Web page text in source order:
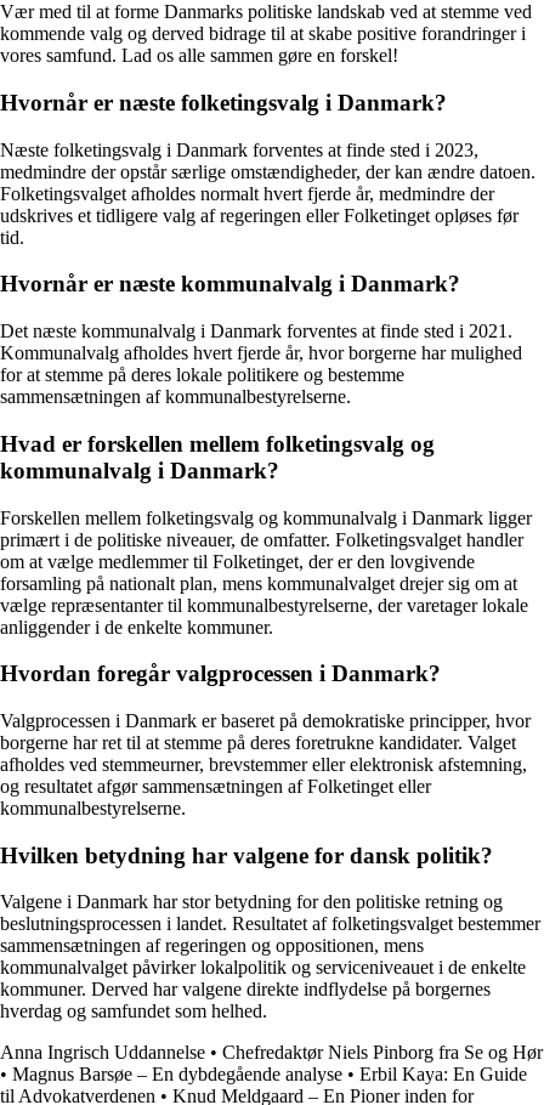
Vær med til at forme Danmarks politiske landskab ved at stemme ved
kommende valg og derved bidrage til at skabe positive forandringer i
vores samfund. Lad os alle sammen gøre en forskel!
Hvornår er næste folketingsvalg i Danmark?
Næste folketingsvalg i Danmark forventes at finde sted i 2023,
medmindre der opstår særlige omstændigheder, der kan ændre datoen.
Folketingsvalget afholdes normalt hvert fjerde år, medmindre der
udskrives et tidligere valg af regeringen eller Folketinget opløses før
tid.
Hvornår er næste kommunalvalg i Danmark?
Det næste kommunalvalg i Danmark forventes at finde sted i 2021.
Kommunalvalg afholdes hvert fjerde år, hvor borgerne har mulighed
for at stemme på deres lokale politikere og bestemme
sammensætningen af kommunalbestyrelserne.
Hvad er forskellen mellem folketingsvalg og
kommunalvalg i Danmark?
Forskellen mellem folketingsvalg og kommunalvalg i Danmark ligger
primært i de politiske niveauer, de omfatter. Folketingsvalget handler
om at vælge medlemmer til Folketinget, der er den lovgivende
forsamling på nationalt plan, mens kommunalvalget drejer sig om at
vælge repræsentanter til kommunalbestyrelserne, der varetager lokale
anliggender i de enkelte kommuner.
Hvordan foregår valgprocessen i Danmark?
Valgprocessen i Danmark er baseret på demokratiske principper, hvor
borgerne har ret til at stemme på deres foretrukne kandidater. Valget
afholdes ved stemmeurner, brevstemmer eller elektronisk afstemning,
og resultatet afgør sammensætningen af Folketinget eller
kommunalbestyrelserne.
Hvilken betydning har valgene for dansk politik?
Valgene i Danmark har stor betydning for den politiske retning og
beslutningsprocessen i landet. Resultatet af folketingsvalget bestemmer
sammensætningen af regeringen og oppositionen, mens
kommunalvalget påvirker lokalpolitik og serviceniveauet i de enkelte
kommuner. Derved har valgene direkte indflydelse på borgernes
hverdag og samfundet som helhed.
Anna Ingrisch Uddannelse • Chefredaktør Niels Pinborg fra Se og Hør
• Magnus Barsøe – En dybdegående analyse • Erbil Kaya: En Guide
til Advokatverdenen • Knud Meldgaard – En Pioner inden for